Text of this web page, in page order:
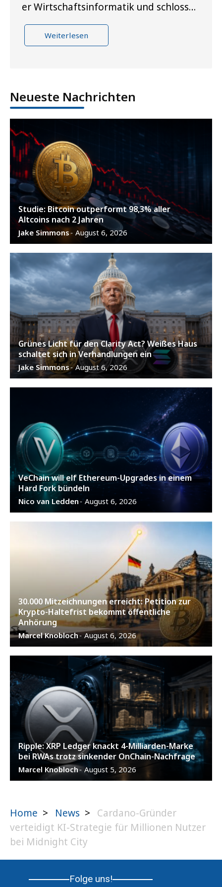
er Wirtschaftsinformatik und schloss…
Weiterlesen
Neueste Nachrichten
Studie: Bitcoin outperformt 98,3% aller
Altcoins nach 2 Jahren
Jake Simmons- August 6, 2026
Grünes Licht für den Clarity Act? Weißes Haus
schaltet sich in Verhandlungen ein
Jake Simmons- August 6, 2026
VeChain will elf Ethereum-Upgrades in einem
Hard Fork bündeln
Nico van Ledden- August 6, 2026
30.000 Mitzeichnungen erreicht: Petition zur
Krypto-Haltefrist bekommt öffentliche
Anhörung
Marcel Knobloch- August 6, 2026
Ripple: XRP Ledger knackt 4-Milliarden-Marke
bei RWAs trotz sinkender OnChain-Nachfrage
Marcel Knobloch- August 5, 2026
Home > News >
Cardano-Gründer
verteidigt KI-Strategie für Millionen Nutzer
bei Midnight City
Folge uns!